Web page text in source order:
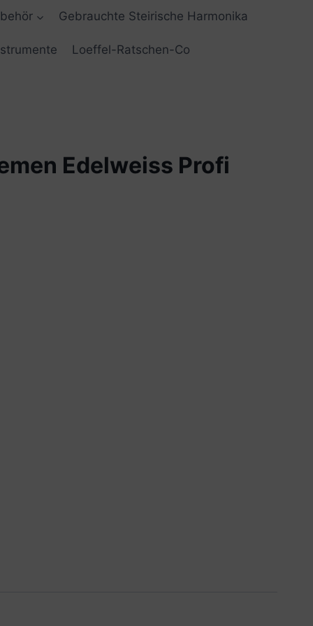
Gebrauchte Steirische Harmonika
Loeffel-Ratschen-Co
Edelweiss Profi